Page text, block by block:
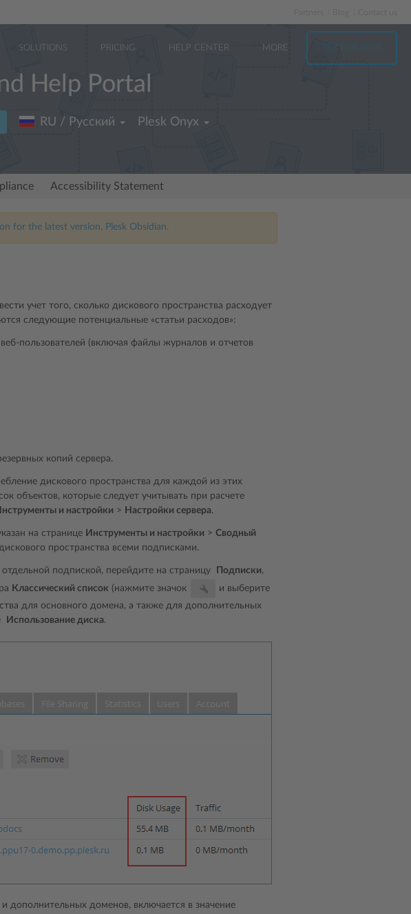
Partners
SOLUTIONS PRICING HELP CENTER MORE TRY FOR FREE
Help Portal
RU / Русский Plesk Onyx
Accessibility Statement
for the latest version, Plesk Obsidian.
учет того, сколько дискового пространства расходует
следующие потенциальные «статьи расходов»:
пользователей (включая файлы журналов и отчетов
копий сервера.
дискового пространства для каждой из этих
объектов, которые следует учитывать при расчете
и настройки > Настройки сервера.
на странице Инструменты и настройки > Сводный
пространства всеми подписками.
подпиской, перейдите на страницу Подписки,
Классический список (нажмите значок
и выберите
для основного домена, а также для дополнительных
Использование диска.
дополнительных доменов, включается в значение